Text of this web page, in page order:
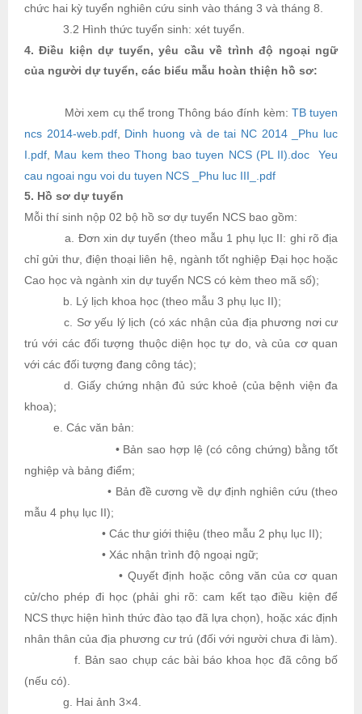
chức hai kỳ tuyển nghiên cứu sinh vào tháng 3 và tháng 8.
3.2 Hình thức tuyển sinh: xét tuyển.
4. Điều kiện dự tuyển, yêu cầu về trình độ ngoại ngữ
của người dự tuyển, các biểu mẫu hoàn thiện hồ sơ:
Mời xem cụ thể trong Thông báo đính kèm: TB tuyen
ncs 2014-web.pdf, Dinh huong và de tai NC 2014 _Phu luc
I.pdf
Mau kem theo Thong bao tuyen NCS (PL II).doc
Yeu
cau ngoai ngu voi du tuyen NCS _Phu luc III_.pdf
5. Hồ sơ dự tuyển
Mỗi thí sinh nộp 02 bộ hồ sơ dự tuyển NCS bao gồm:
a. Đơn xin dự tuyển (theo mẫu 1 phụ lục II: ghi rõ địa
chỉ gửi thư, điện thoại liên hệ, ngành tốt nghiệp Đại học hoặc
Cao học và ngành xin dự tuyển NCS có kèm theo mã số);
b. Lý lịch khoa học (theo mẫu 3 phụ lục II);
c. Sơ yếu lý lịch (có xác nhận của địa phương nơi cư
trú với các đối tượng thuộc diện học tự do, và của cơ quan
với các đối tượng đang công tác);
d. Giấy chứng nhận đủ sức khoẻ (của bệnh viện đa
khoa);
e. Các văn bản:
• Bản sao hợp lệ (có công chứng) bằng tốt
nghiệp và bảng điểm;
• Bản đề cương về dự định nghiên cứu (theo
mẫu 4 phụ lục II);
• Các thư giới thiệu (theo mẫu 2 phụ lục II);
• Xác nhận trình độ ngoại ngữ;
• Quyết định hoặc công văn của cơ quan
cử/cho phép đi học (phải ghi rõ: cam kết tạo điều kiện để
NCS thực hiện hình thức đào tạo đã lựa chọn), hoặc xác định
nhân thân của địa phương cư trú (đối với người chưa đi làm).
f. Bản sao chụp các bài báo khoa học đã công bố
(nếu có).
g. Hai ảnh 3×4.